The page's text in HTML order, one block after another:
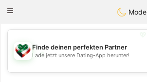
KuwaitChat
Toggle
Mode
💖
💕
Finde deinen perfekten Partner
Lade jetzt unsere Dating-App herunter!